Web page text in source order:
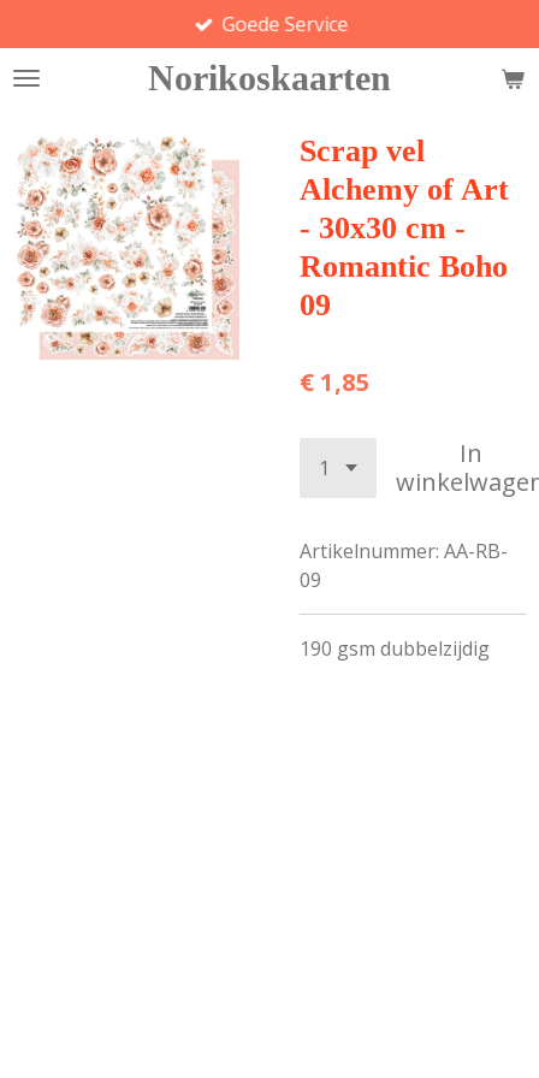
direct
naar
hoofdinhoud
Norikoskaarten
Goede Service
Scrap vel
Alchemy of Art
- 30x30 cm -
Romantic Boho
09
€ 1,85
In
Artikelnummer: AA-RB-
09
190 gsm dubbelzijdig